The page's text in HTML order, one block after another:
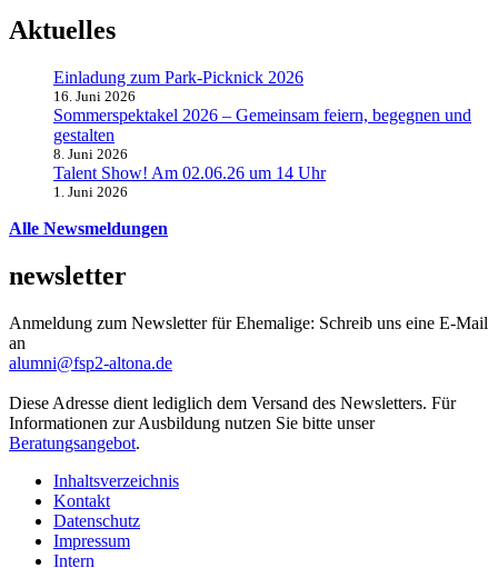
Aktuelles
Einladung zum Park-Picknick 2026
16. Juni 2026
Sommerspektakel 2026 – Gemeinsam feiern, begegnen und
gestalten
8. Juni 2026
Talent Show! Am 02.06.26 um 14 Uhr
1. Juni 2026
Alle Newsmeldungen
newsletter
Anmeldung zum Newsletter für Ehemalige: Schreib uns eine E-Mail
an
alumni@fsp2-altona.de
Diese Adresse dient lediglich dem Versand des Newsletters. Für
Informationen zur Ausbildung nutzen Sie bitte unser
Beratungsangebot.
Inhaltsverzeichnis
Kontakt
Datenschutz
Impressum
Intern